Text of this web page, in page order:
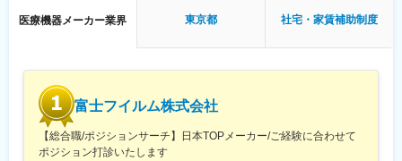
し、社内でキャリアを築いてきた実績があります
以下を実行を通じて、センシング事業を中長期にかけて1,000億円
規模に事業体に成長させる。
（1）成長領域
・ センシング成長領域における事業戦略の立案・事業開発の推
進・新価値開発
・ センシング事業本部の成長領域における事業開発フロント機能
医療機器メーカー業界 東京都 社宅・家賃補助制度
富士フイルム株式会社
【総合職/ポジションサーチ】日本TOPメーカー/ご経験に合わせて
ポジション打診いたします